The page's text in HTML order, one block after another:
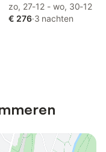
zo, 27-12 - wo, 30-12
€ 276·3 nachten